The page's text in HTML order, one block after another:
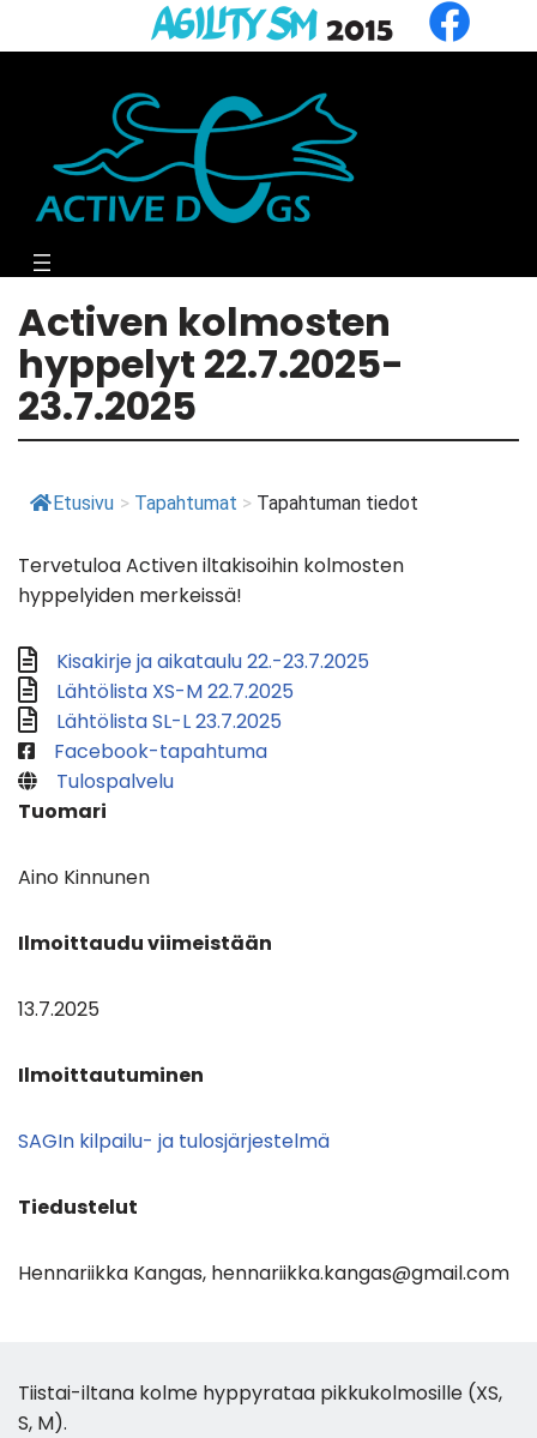
Activen kolmosten
hyppelyt 22.7.2025-
23.7.2025
Etusivu > Tapahtumat > Tapahtuman tiedot
Tervetuloa Activen iltakisoihin kolmosten
hyppelyiden merkeissä!
Kisakirje ja aikataulu 22.-23.7.2025
Lähtölista XS-M 22.7.2025
Lähtölista SL-L 23.7.2025
Facebook-tapahtuma
Tulospalvelu
Tuomari
Aino Kinnunen
Ilmoittaudu viimeistään
13.7.2025
Ilmoittautuminen
SAGIn kilpailu- ja tulosjärjestelmä
Tiedustelut
Hennariikka Kangas, hennariikka.kangas@gmail.com
Tiistai-iltana kolme hyppyrataa pikkukolmosille (XS,
S, M).